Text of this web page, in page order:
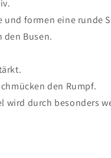
und formen eine runde
den Busen.
den Rumpf.
wird durch besonders